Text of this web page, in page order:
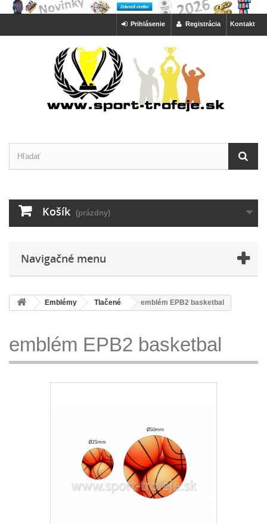
Kontakt
Registrácia
Prihlásenie
Košík (prázdny)
Navigačné menu
Emblémy Tlačené emblém EPB2 basketbal
emblém EPB2 basketbal